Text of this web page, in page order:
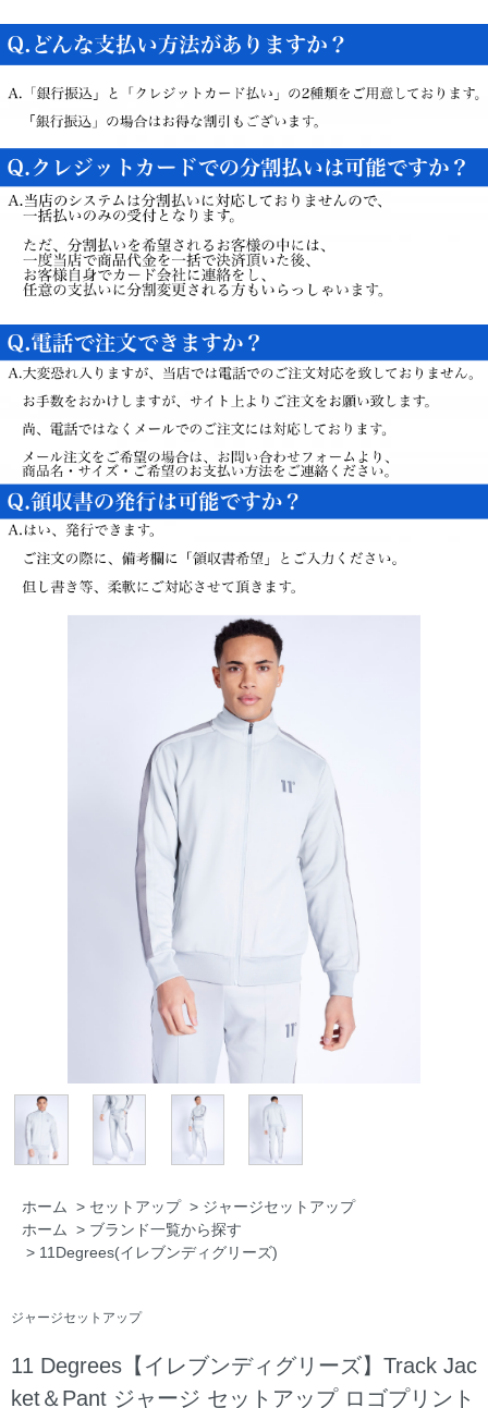
ホーム > セットアップ > ジャージセットアップ
ホーム > ブランド一覧から探す
> 11Degrees(イレブンディグリーズ)
ジャージセットアップ
11 Degrees【イレブンディグリーズ】Track Jac
ket＆Pant ジャージ セットアップ ロゴプリント